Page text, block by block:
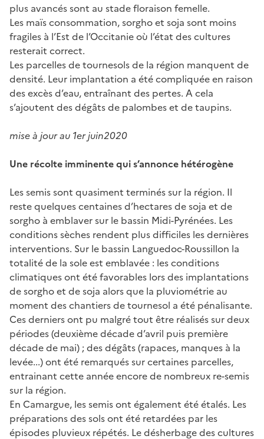
plus avancés sont au stade floraison femelle.
Les maïs consommation, sorgho et soja sont moins
fragiles à l’Est de l’Occitanie où l’état des cultures
resterait correct.
Les parcelles de tournesols de la région manquent de
densité. Leur implantation a été compliquée en raison
des excès d’eau, entraînant des pertes. A cela
s’ajoutent des dégâts de palombes et de taupins.
mise à jour au 1er juin2020
Une récolte imminente qui s’annonce hétérogène
Les semis sont quasiment terminés sur la région. Il
reste quelques centaines d’hectares de soja et de
sorgho à emblaver sur le bassin Midi-Pyrénées. Les
conditions sèches rendent plus difficiles les dernières
interventions. Sur le bassin Languedoc-Roussillon la
totalité de la sole est emblavée : les conditions
climatiques ont été favorables lors des implantations
de sorgho et de soja alors que la pluviométrie au
moment des chantiers de tournesol a été pénalisante.
Ces derniers ont pu malgré tout être réalisés sur deux
périodes (deuxième décade d’avril puis première
décade de mai) ; des dégâts (rapaces, manques à la
levée...) ont été remarqués sur certaines parcelles,
entrainant cette année encore de nombreux re-semis
sur la région.
En Camargue, les semis ont également été étalés. Les
préparations des sols ont été retardées par les
épisodes pluvieux répétés. Le désherbage des cultures